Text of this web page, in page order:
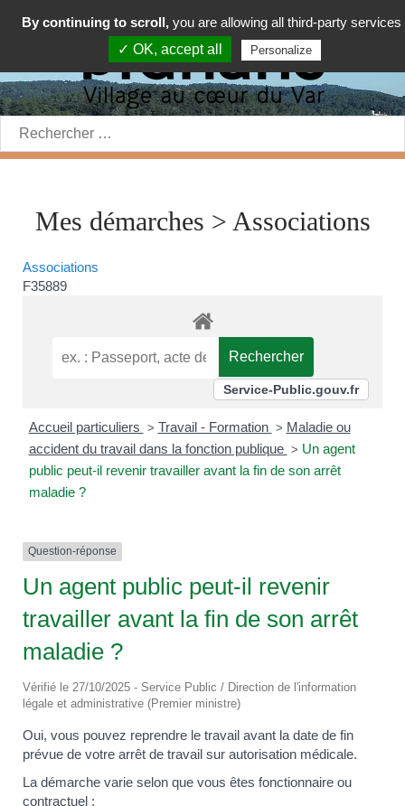
Rechercher:
Mes démarches > Associations
Associations
F35889
Service-Public.gouv.fr
Accueil particuliers > Travail - Formation > Maladie ou
accident du travail dans la fonction publique > Un agent
public peut-il revenir travailler avant la fin de son arrêt
maladie ?
Question-réponse
Un agent public peut-il revenir
travailler avant la fin de son arrêt
maladie ?
Vérifié le 27/10/2025 - Service Public / Direction de l'information
légale et administrative (Premier ministre)
Oui, vous pouvez reprendre le travail avant la date de fin
prévue de votre arrêt de travail sur autorisation médicale.
La démarche varie selon que vous êtes fonctionnaire ou
contractuel :
By continuing to scroll, you are allowing all third-party services
✓ OK, accept all
Personalize